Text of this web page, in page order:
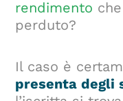
rendimento
perduto?
Il caso è
presenta degli